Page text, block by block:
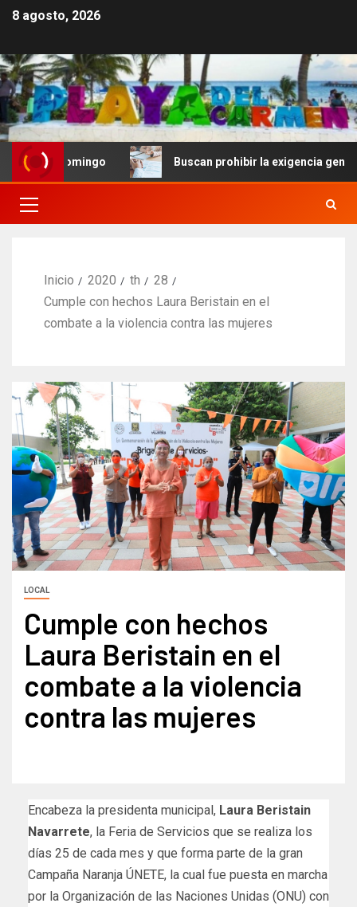
8 agosto, 2026
Domingo Buscan prohibir la exigencia generalizada
Inicio 2020 th
28
Cumple con hechos Laura Beristain en el
combate a la violencia contra las mujeres
LOCAL
Cumple con hechos
Laura Beristain en el
combate a la violencia
contra las mujeres
Encabeza la presidenta municipal, Laura Beristain
Navarrete, la Feria de Servicios que se realiza los
días 25 de cada mes y que forma parte de la gran
Campaña Naranja ÚNETE, la cual fue puesta en marcha
por la Organización de las Naciones Unidas (ONU) con